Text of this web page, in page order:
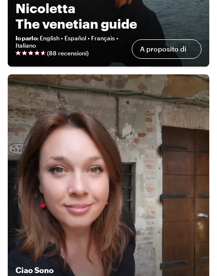
Nicoletta
The venetian guide
Io parlo: English • Español • Français •
Italiano
(88 recensioni) A proposito di
me
CiaoSono